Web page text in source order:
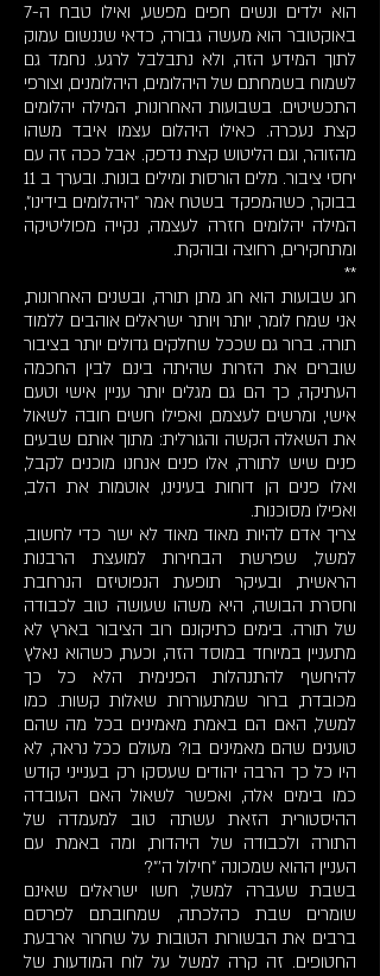
הוא ילדים ונשים חפים מפשע, ואילו טבח ה-7
באוקטובר הוא מעשה גבורה, כדאי שננשום עמוק
לתוך המידע הזה, ולא נתבלבל לרגע. נחמד גם
לשמוח בשמחתם של היהלומים, היהלומנים, וצורפי
התכשיטים. בשבועות האחרונות, המילה יהלומים
קצת נעכרה. כאילו היהלום עצמו איבד משהו
מהזוהר, וגם הליטוש קצת נדפק. אבל ככה זה עם
יחסי ציבור. מלים הורסות ומילים בונות. ובערך ב 11
בבוקר, כשהמפקד בשטח אמר "היהלומים בידינו",
המילה יהלומים חזרה לעצמה, נקייה מפוליטיקה
ומתחקירים, רחוצה ובוהקת.
**
חג שבועות הוא חג מתן תורה, ובשנים האחרונות,
אני שמח לומר, יותר ויותר ישראלים אוהבים ללמוד
תורה. ברור גם שככל שחלקים גדולים יותר בציבור
שוברים את הזרות שהיתה בינם לבין החכמה
העתיקה, כך הם גם מגלים יותר עניין אישי וטעם
אישי, ומרשים לעצמם, ואפילו חשים חובה לשאול
את השאלה הקשה והגורלית: מתוך אותם שבעים
פנים שיש לתורה, אלו פנים אנחנו מוכנים לקבל,
ואלו פנים הן דוחות בעינינו, אוטמות את הלב,
ואפילו מסוכנות.
צריך אדם להיות מאוד מאוד לא ישר כדי לחשוב,
למשל, שפרשת הבחירות למועצת הרבנות
הראשית, ובעיקר תופעת הנפוטיזם הנרחבת
וחסרת הבושה, היא משהו שעושה טוב לכבודה
של תורה. בימים כתיקונם רוב הציבור בארץ לא
מתעניין במיוחד במוסד הזה, וכעת, כשהוא נאלץ
להיחשף להתנהלות הפנימית הלא כל כך
מכובדת, ברור שמתעוררות שאלות קשות. כמו
למשל, האם הם באמת מאמינים בכל מה שהם
טוענים שהם מאמינים בו? מעולם ככל נראה, לא
היו כל כך הרבה יהודים שעסקו רק בענייני קודש
כמו בימים אלה, ואפשר לשאול האם העובדה
ההיסטורית הזאת עשתה טוב למעמדה של
התורה ולכבודה של היהדות, ומה באמת עם
העניין ההוא שמכונה "חילול ה'"?
בשבת שעברה למשל, חשו ישראלים שאינם
שומרים שבת כהלכתה, שמחובתם לפרסם
ברבים את הבשורות הטובות על שחרור ארבעת
החטופים. זה קרה למשל על לוח המודעות של